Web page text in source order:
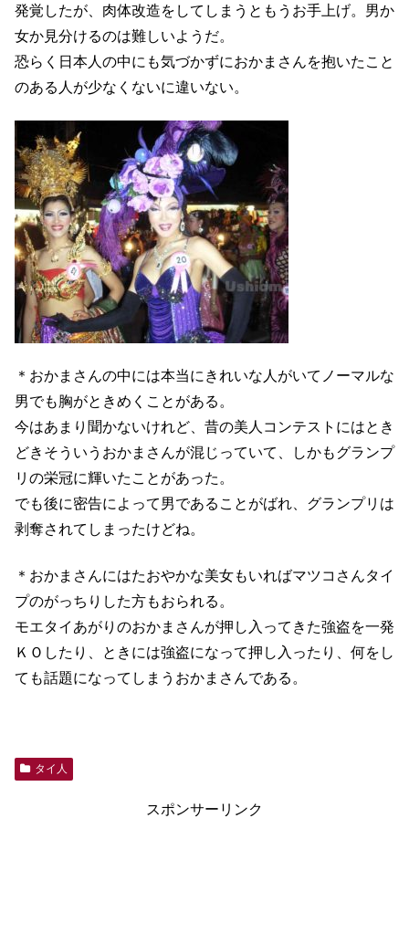
発覚したが、肉体改造をしてしまうともうお手上げ。男か
女か見分けるのは難しいようだ。
恐らく日本人の中にも気づかずにおかまさんを抱いたこと
のある人が少なくないに違いない。
＊おかまさんの中には本当にきれいな人がいてノーマルな
男でも胸がときめくことがある。
今はあまり聞かないけれど、昔の美人コンテストにはとき
どきそういうおかまさんが混じっていて、しかもグランプ
リの栄冠に輝いたことがあった。
でも後に密告によって男であることがばれ、グランプリは
剥奪されてしまったけどね。
＊おかまさんにはたおやかな美女もいればマツコさんタイ
プのがっちりした方もおられる。
モエタイあがりのおかまさんが押し入ってきた強盗を一発
ＫＯしたり、ときには強盗になって押し入ったり、何をし
ても話題になってしまうおかまさんである。
タイ人
スポンサーリンク